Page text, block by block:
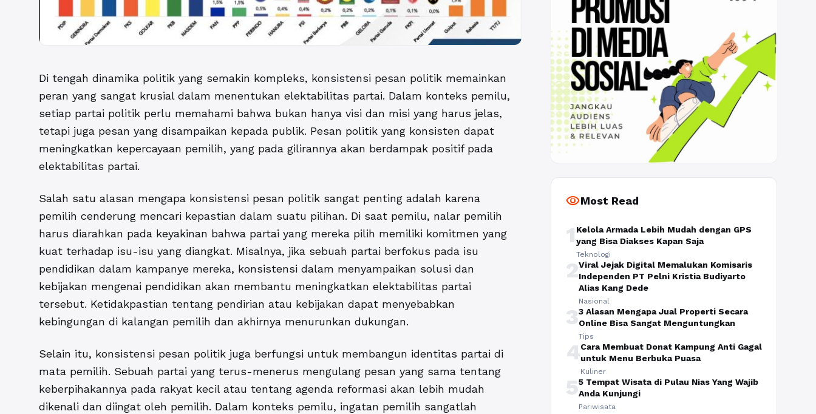
Di tengah dinamika politik yang semakin kompleks, konsistensi pesan politik memainkan
peran yang sangat krusial dalam menentukan elektabilitas partai. Dalam konteks pemilu,
setiap partai politik perlu memahami bahwa bukan hanya visi dan misi yang harus jelas,
tetapi juga pesan yang disampaikan kepada publik. Pesan politik yang konsisten dapat
meningkatkan kepercayaan pemilih, yang pada gilirannya akan berdampak positif pada
elektabilitas partai.
Salah satu alasan mengapa konsistensi pesan politik sangat penting adalah karena
pemilih cenderung mencari kepastian dalam suatu pilihan. Di saat pemilu, nalar pemilih
harus diarahkan pada keyakinan bahwa partai yang mereka pilih memiliki komitmen yang
kuat terhadap isu-isu yang diangkat. Misalnya, jika sebuah partai berfokus pada isu
pendidikan dalam kampanye mereka, konsistensi dalam menyampaikan solusi dan
kebijakan mengenai pendidikan akan membantu meningkatkan elektabilitas partai
tersebut. Ketidakpastian tentang pendirian atau kebijakan dapat menyebabkan
kebingungan di kalangan pemilih dan akhirnya menurunkan dukungan.
Selain itu, konsistensi pesan politik juga berfungsi untuk membangun identitas partai di
mata pemilih. Sebuah partai yang terus-menerus mengulang pesan yang sama tentang
keberpihakannya pada rakyat kecil atau tentang agenda reformasi akan lebih mudah
dikenali dan diingat oleh pemilih. Dalam konteks pemilu, ingatan pemilih sangatlah
visibilityMost Read
1 Kelola Armada Lebih Mudah dengan GPS
yang Bisa Diakses Kapan Saja
Teknologi
2Viral Jejak Digital Memalukan Komisaris
Independen PT Pelni Kristia Budiyarto
Alias Kang Dede
Nasional
33 Alasan Mengapa Jual Properti Secara
Online Bisa Sangat Menguntungkan
Tips
4Cara Membuat Donat Kampung Anti Gagal
untuk Menu Berbuka Puasa
Kuliner
55 Tempat Wisata di Pulau Nias Yang Wajib
Anda Kunjungi
Pariwisata